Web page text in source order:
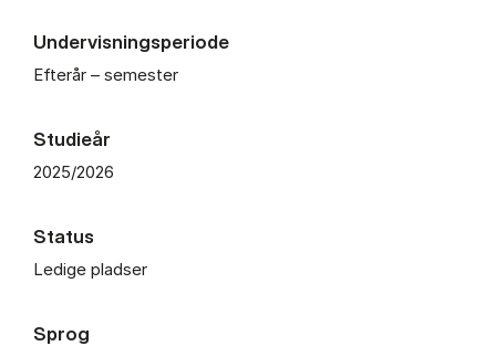
Undervisningsperiode
Efterår – semester
Studieår
2025/2026
Status
Ledige pladser
Sprog